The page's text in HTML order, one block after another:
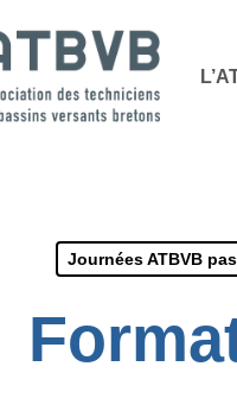
Journées ATBVB